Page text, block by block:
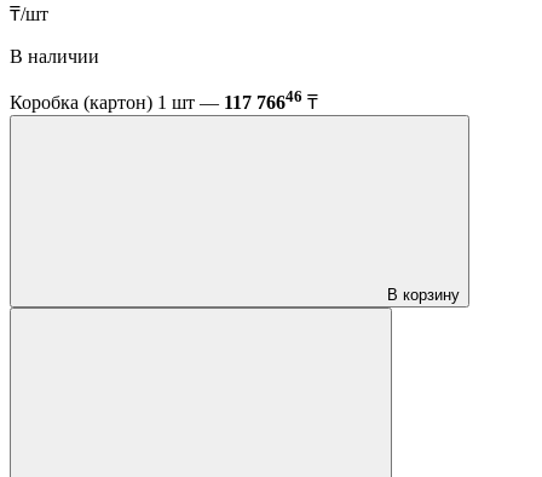
₸/шт
В наличии
Коробка (картон) 1 шт — 117 76646 ₸
В корзину